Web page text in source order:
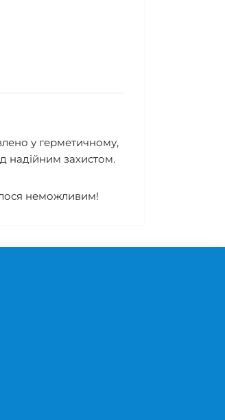
у герметичному,
надійним захистом.
неможливим!